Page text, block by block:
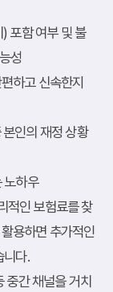
포함 여부 및 불
성
하고 신속한지
인의 재정 상황
노하우
적인 보험료를 찾
용하면 추가적인
니다.
중간 채널을 거치